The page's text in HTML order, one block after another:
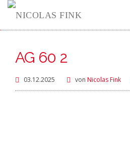
AG 60 2
03.12.2025 von Nicolas Fink